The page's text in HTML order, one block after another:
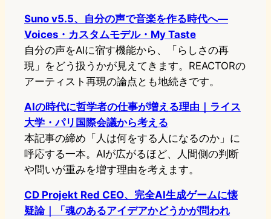
Suno v5.5、自分の声で音楽を作る時代へ—
Voices・カスタムモデル・My Taste
自分の声をAIに宿す機能から、「らしさの再
現」をどう扱うかが見えてきます。REACTORの
アーティスト再現の論点とも地続きです。
AIの時代に哲学者の仕事が増える理由｜ライス
大学・パリ国際会議から考える
本記事の締め「人は何をする人になるのか」に
呼応する一本。AIが広がるほど、人間側の判断
や問いが重みを増す理由を考えます。
CD Projekt Red CEO、完全AI生成ゲームに懐
疑論｜「魂のあるアイデアかどうかが問われ